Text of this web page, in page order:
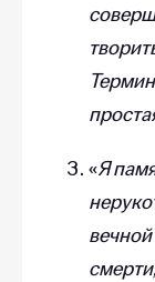
«Я